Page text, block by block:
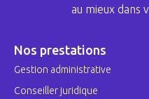
au mieux dans
Nos prestations
Gestion administrative
Conseiller juridique